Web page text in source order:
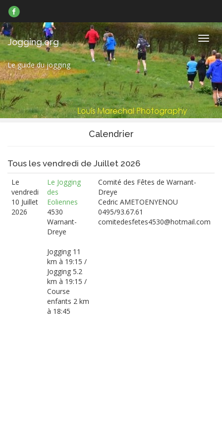
sur
Facebook
Jogging.org
Le guide du jogging
Calendrier
Tous les vendredi de Juillet 2026
Le
vendredi
10 Juillet
2026
Le Jogging
des
Eoliennes
4530
Warnant-
Dreye
Jogging 11
km à 19:15 /
Jogging 5.2
km à 19:15 /
Course
enfants 2 km
à 18:45
Comité des Fêtes de Warnant-
Dreye
Cedric AMETOENYENOU
0495/93.67.61
comitedesfetes4530@hotmail.com